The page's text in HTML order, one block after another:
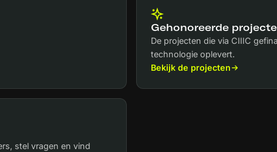
Gehonoreerde
De projecten die via CIIIC
technologie oplevert.
Bekijk de projecten
stel vragen en vind